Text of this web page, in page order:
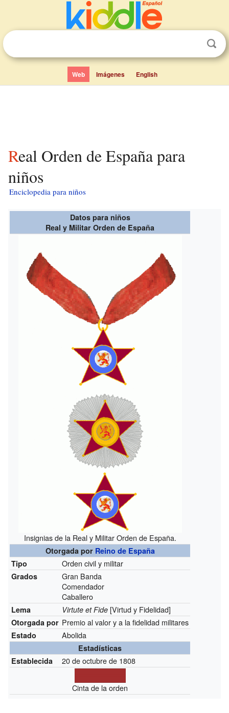
Web Imágenes English
Real Orden de España para
niños
Enciclopedia para niños
Datos para niños
Real y Militar Orden de España
Insignias de la Real y Militar Orden de España.
Otorgada por Reino de España
Tipo
Orden civil y militar
Grados
Gran Banda
Comendador
Caballero
Lema Virtute et Fide [Virtud y Fidelidad]
Otorgada por Premio al valor y a la fidelidad militares
Estado Abolida
Estadísticas
Establecida
20 de octubre de 1808
Cinta de la orden